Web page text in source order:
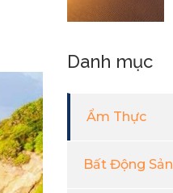
Danh mục
Ẩm Thực
Bất Động Sản